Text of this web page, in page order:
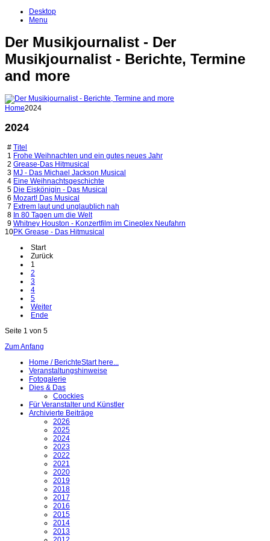
Desktop
Menu
Der Musikjournalist - Der
Musikjournalist - Berichte, Termine
and more
Home2024
2024
# Titel
1 Frohe Weihnachten und ein gutes neues Jahr
2 Grease-Das Hitmusical
3 MJ - Das Michael Jackson Musical
4 Eine Weihnachtsgeschichte
5 Die Eiskönigin - Das Musical
6 Mozart! Das Musical
7 Extrem laut und unglaublich nah
8 In 80 Tagen um die Welt
9 Whitney Houston - Konzertfilm im Cineplex Neufahrn
10PK Grease - Das Hitmusical
Start
Zurück
1
2
3
4
5
Weiter
Ende
Seite 1 von 5
Zum Anfang
Home / BerichteStart here...
Veranstaltungshinweise
Fotogalerie
Dies & Das
Coockies
Für Veranstalter und Künstler
Archivierte Beiträge
2026
2025
2024
2023
2022
2021
2020
2019
2018
2017
2016
2015
2014
2013